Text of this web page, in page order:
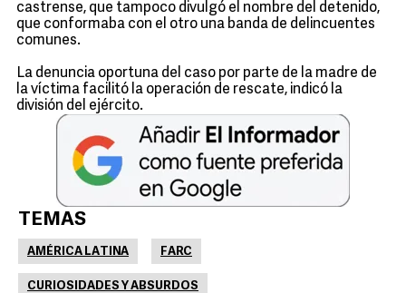
castrense, que tampoco divulgó el nombre del detenido,
que conformaba con el otro una banda de delincuentes
comunes.
La denuncia oportuna del caso por parte de la madre de
la víctima facilitó la operación de rescate, indicó la
división del ejército.
TEMAS
AMÉRICA LATINA FARC
CURIOSIDADES Y ABSURDOS